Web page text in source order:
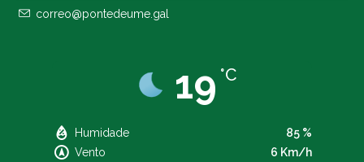
correo@pontedeume.gal
19 °C
Humidade
85 %
Vento
6 Km/h